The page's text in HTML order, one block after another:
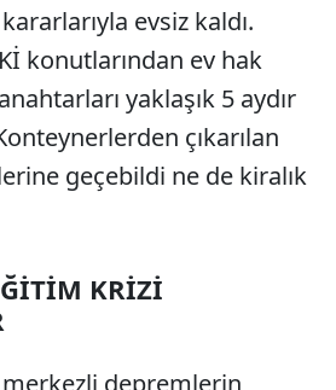
evsiz kaldı.
konutlarından ev hak
yaklaşık 5 aydır
çıkarılan
geçebildi ne de kiralık
KRİZİ
depremlerin